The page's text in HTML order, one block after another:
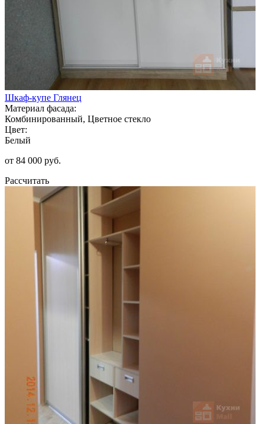
Шкаф-купе Глянец
Материал фасада:
Комбинированный, Цветное стекло
Цвет:
Белый
от 84 000 руб.
Рассчитать